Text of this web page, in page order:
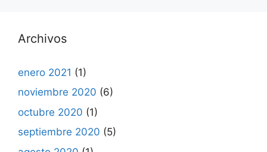
Archivos
enero 2021 (1)
noviembre 2020 (6)
octubre 2020 (1)
septiembre 2020 (5)